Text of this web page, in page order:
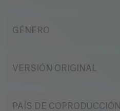
GÉNERO
VERSIÓN ORIGINAL
PAÍS DE COPRODUCCIÓN